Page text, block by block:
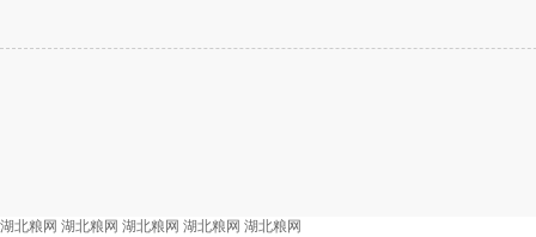
湖北粮网 湖北粮网 湖北粮网 湖北粮网 湖北粮网